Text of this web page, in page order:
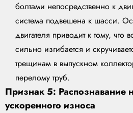
болтами непосредственно к
система подвешена к шасси.
двигателя приводит к тому, что
сильно изгибается и
трещинам в выпускном
перелому труб.
Признак 5: Распознавание
ускоренного износа